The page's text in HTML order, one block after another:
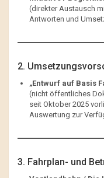
(direkter Austausch
Antworten und
2.
„Entwurf auf Basis
(nicht öffentliches
seit Oktober 2025
Auswertung zur
3. Fahrplan- und